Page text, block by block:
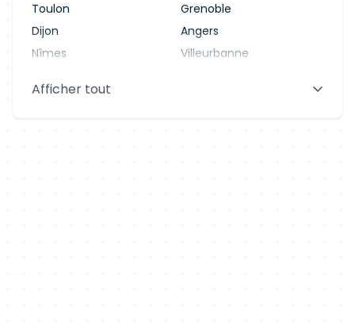
Toulon
Grenoble
Dijon
Angers
Nîmes
Villeurbanne
Aix-en-Provence
Afficher tout